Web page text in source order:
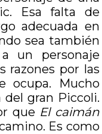
Esa falta de
adecuada en
sea también
un personaje
razones por las
ocupa. Mucho
gran Piccoli.
que El caimán
Es como